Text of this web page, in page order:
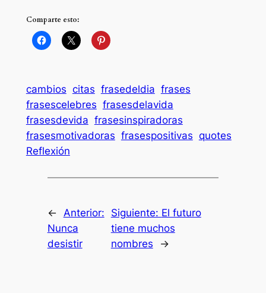
Comparte esto:
cambios citas frasedeldia frases
frasescelebres frasesdelavida
frasesdevida frasesinspiradoras
frasesmotivadoras frasespositivas quotes
Reflexión
←
Anterior:
Nunca
desistir
Siguiente: El futuro
tiene muchos
nombres
→